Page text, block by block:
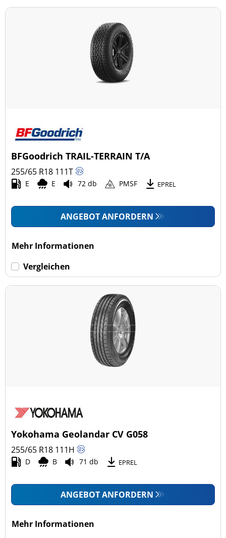
BFGoodrich TRAIL-TERRAIN T/A
255/65 R18 111T
E E 72 db PMSF EPREL
ANGEBOT ANFORDERN
Mehr Informationen
Vergleichen
Yokohama Geolandar CV G058
255/65 R18 111H
D B 71 db EPREL
ANGEBOT ANFORDERN
Mehr Informationen